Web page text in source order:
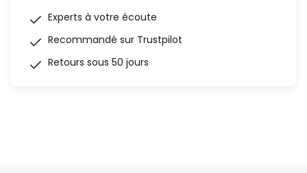
Experts à votre écoute
Recommandé sur Trustpilot
Retours sous 50 jours